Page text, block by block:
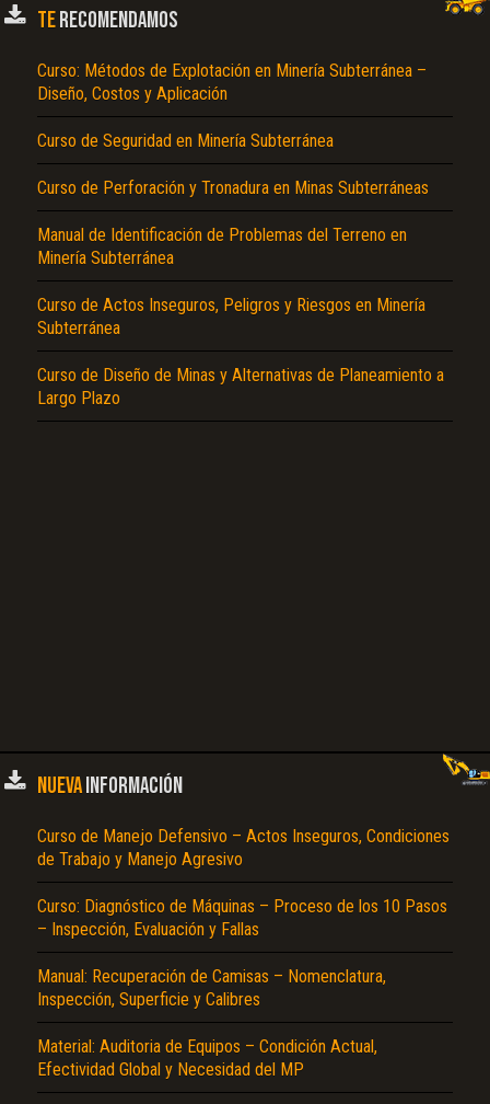
TERECOMENDAMOS
Curso: Métodos de Explotación en Minería Subterránea –
Diseño, Costos y Aplicación
Curso de Seguridad en Minería Subterránea
Curso de Perforación y Tronadura en Minas Subterráneas
Manual de Identificación de Problemas del Terreno en
Minería Subterránea
Curso de Actos Inseguros, Peligros y Riesgos en Minería
Subterránea
Curso de Diseño de Minas y Alternativas de Planeamiento a
Largo Plazo
NUEVAINFORMACIÓN
Curso de Manejo Defensivo – Actos Inseguros, Condiciones
de Trabajo y Manejo Agresivo
Curso: Diagnóstico de Máquinas – Proceso de los 10 Pasos
– Inspección, Evaluación y Fallas
Manual: Recuperación de Camisas – Nomenclatura,
Inspección, Superficie y Calibres
Material: Auditoria de Equipos – Condición Actual,
Efectividad Global y Necesidad del MP
El Título es incorrecto según el contenido.
Texto o Imagen de portada son erróneos.
No carga o no se visualiza el contenido.